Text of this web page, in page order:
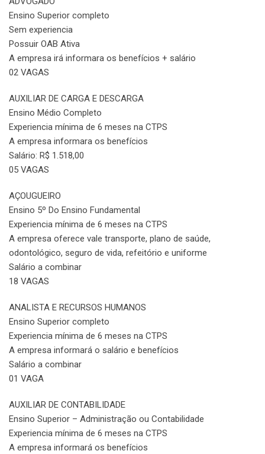
Ensino Superior completo
Sem experiencia
Possuir OAB Ativa
A empresa irá informara os benefícios + salário
02 VAGAS
AUXILIAR DE CARGA E DESCARGA
Ensino Médio Completo
Experiencia mínima de 6 meses na CTPS
A empresa informara os benefícios
Salário: R$ 1.518,00
05 VAGAS
AÇOUGUEIRO
Ensino 5º Do Ensino Fundamental
Experiencia mínima de 6 meses na CTPS
A empresa oferece vale transporte, plano de saúde,
odontológico, seguro de vida, refeitório e uniforme
Salário a combinar
18 VAGAS
ANALISTA E RECURSOS HUMANOS
Ensino Superior completo
Experiencia mínima de 6 meses na CTPS
A empresa informará o salário e benefícios
Salário a combinar
01 VAGA
AUXILIAR DE CONTABILIDADE
Ensino Superior – Administração ou Contabilidade
Experiencia mínima de 6 meses na CTPS
A empresa informará os benefícios